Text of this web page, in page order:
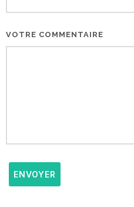
VOTRE COMMENTAIRE
ENVOYER